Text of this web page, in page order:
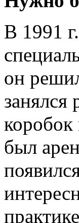
В 1991
он
занялся
был